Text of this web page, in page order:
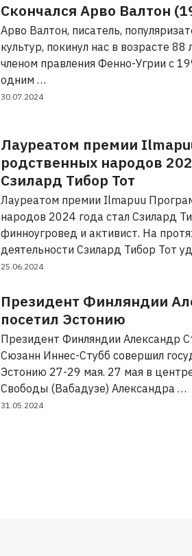
Скончался Арво Валтон
Арво Валтон, писатель,
культур, покинул нас в возрасте 88
членом правления Фенно-Угрии с
одним …
30.07.2024
Лауреатом премии
родственных народов
Сзилард Тибор Тот
Лауреатом премии Ilmapuu
народов 2024 года стал Сзилард
финноугровед и активист. На
деятельности Сзилард Тибор Тот
25.06.2024
Президент Финляндии
посетил Эстонию
Президент Финляндии Александр
Сюзанн Иннес-Стубб совершил
Эстонию 27-29 мая. 27 мая в
Свободы (Вабадузе) Александра …
31.05.2024